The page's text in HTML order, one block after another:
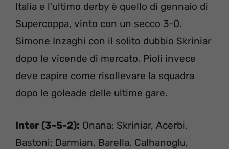
Italia e l’ultimo derby è quello di gennaio di
Supercoppa, vinto con un secco 3-0.
Simone Inzaghi con il solito dubbio Skriniar
dopo le vicende di mercato. Pioli invece
deve capire come risollevare la squadra
dopo le goleade delle ultime gare.
Inter (3-5-2): Onana; Skriniar, Acerbi,
Bastoni; Darmian, Barella, Calhanoglu,